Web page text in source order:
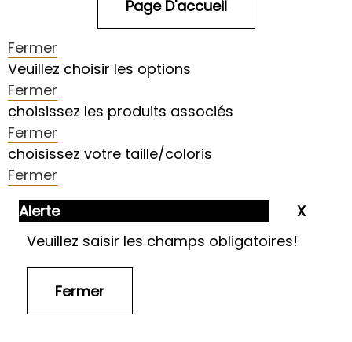
Fermer
Veuillez choisir les options
Fermer
choisissez les produits associés
Fermer
choisissez votre taille/coloris
Fermer
Alerte
Veuillez saisir les champs obligatoires!